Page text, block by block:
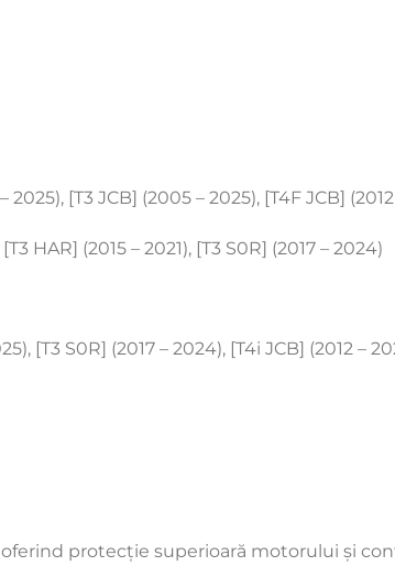
[T3 JCB] (2005 – 2025), [T4F JCB]
HAR] (2015 – 2021), [T3 S0R] (2017 – 2024)
[T3 S0R] (2017 – 2024), [T4i JCB] (2012 –
oferind protecție superioară motorului și